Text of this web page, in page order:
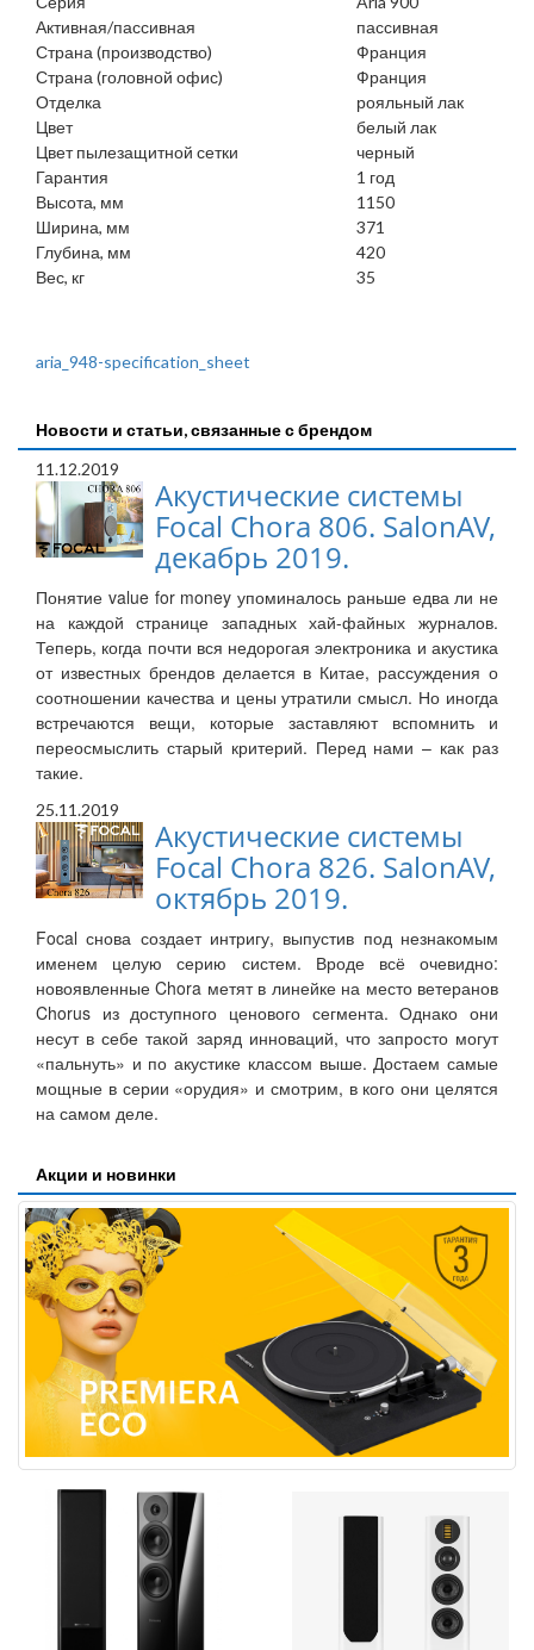
Активная/пассивная
пассивная
Страна (производство)
Франция
Страна (головной офис)
Франция
Отделка
рояльный лак
Цвет
белый лак
Цвет пылезащитной сетки
черный
Гарантия
1 год
Высота, мм
1150
Ширина, мм
371
Глубина, мм
420
Вес, кг
35
aria_948-specification_sheet
Новости и статьи, связанные с брендом
11.12.2019
Акустические системы
Focal Chora 806. SalonAV,
декабрь 2019.
Понятие value for money упоминалось раньше едва ли не
на каждой странице западных хай-файных журналов.
Теперь, когда почти вся недорогая электроника и акустика
от известных брендов делается в Китае, рассуждения о
соотношении качества и цены утратили смысл. Но иногда
встречаются вещи, которые заставляют вспомнить и
переосмыслить старый критерий. Перед нами – как раз
такие.
25.11.2019
Акустические системы
Focal Chora 826. SalonAV,
октябрь 2019.
Focal снова создает интригу, выпустив под незнакомым
именем целую серию систем. Вроде всё очевидно:
новоявленные Chora метят в линейке на место ветеранов
Chorus из доступного ценового сегмента. Однако они
несут в себе такой заряд инноваций, что запросто могут
«пальнуть» и по акустике классом выше. Достаем самые
мощные в серии «орудия» и смотрим, в кого они целятся
на самом деле.
Акции и новинки